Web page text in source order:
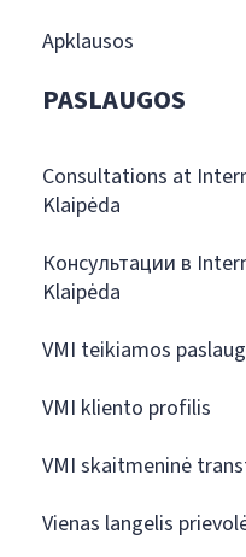
Apklausos
PASLAUGOS
Consultations at
Klaipėda
Консультации в
Klaipėda
VMI teikiamos
VMI kliento profilis
VMI skaitmeninė
Vienas langelis